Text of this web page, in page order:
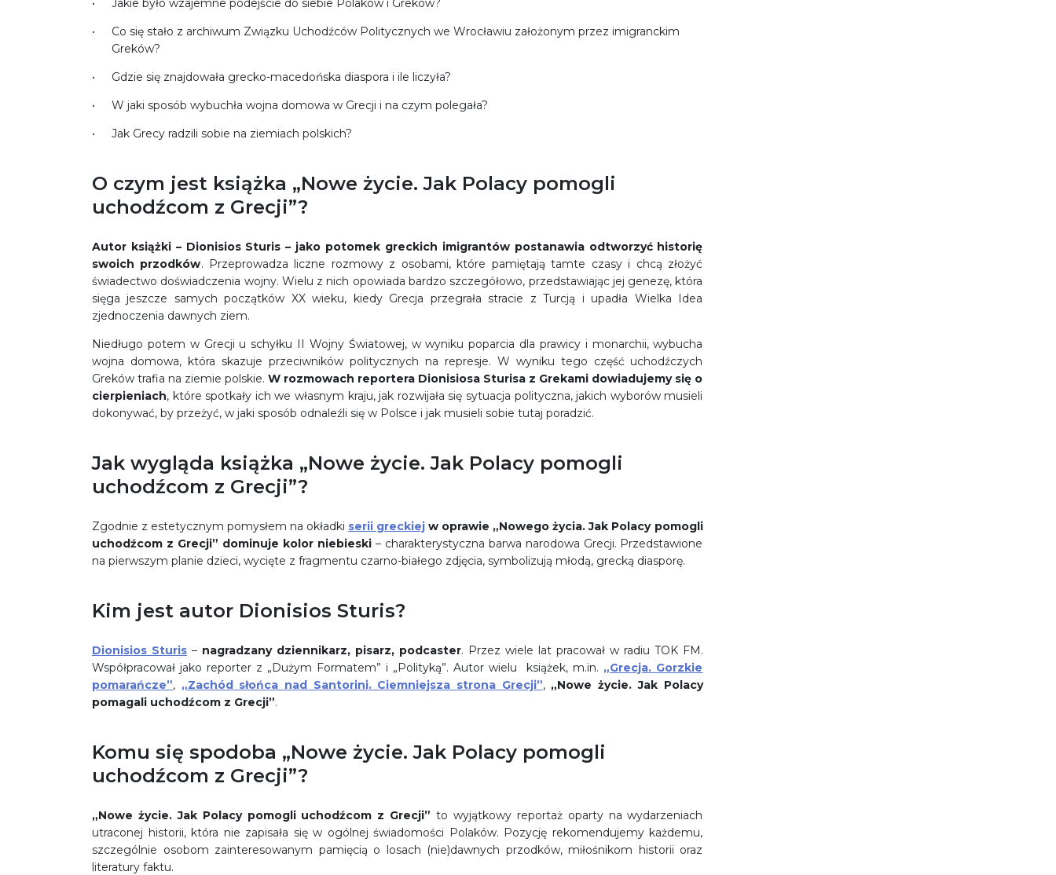
Jakie było wzajemne podejście do siebie Polaków i Greków?
Co się stało z archiwum Związku Uchodźców Politycznych we Wrocławiu założonym przez imigranckim
Greków?
Gdzie się znajdowała grecko-macedońska diaspora i ile liczyła?
W jaki sposób wybuchła wojna domowa w Grecji i na czym polegała?
Jak Grecy radzili sobie na ziemiach polskich?
O czym jest książka „Nowe życie. Jak Polacy pomogli
uchodźcom z Grecji”?
Autor książki – Dionisios Sturis – jako potomek greckich imigrantów postanawia odtworzyć historię
swoich przodków. Przeprowadza liczne rozmowy z osobami, które pamiętają tamte czasy i chcą złożyć
świadectwo doświadczenia wojny. Wielu z nich opowiada bardzo szczegółowo, przedstawiając jej genezę, która
sięga jeszcze samych początków XX wieku, kiedy Grecja przegrała stracie z Turcją i upadła Wielka Idea
zjednoczenia dawnych ziem.
Niedługo potem w Grecji u schyłku II Wojny Światowej, w wyniku poparcia dla prawicy i monarchii, wybucha
wojna domowa, która skazuje przeciwników politycznych na represje. W wyniku tego część uchodźczych
Greków trafia na ziemie polskie.W rozmowach reportera Dionisiosa Sturisa z Grekami dowiadujemy się o
cierpieniach, które spotkały ich we własnym kraju, jak rozwijała się sytuacja polityczna, jakich wyborów musieli
dokonywać, by przeżyć, w jaki sposób odnaleźli się w Polsce i jak musieli sobie tutaj poradzić.
Jak wygląda książka „Nowe życie. Jak Polacy pomogli
uchodźcom z Grecji”?
Zgodnie z estetycznym pomysłem na okładki serii greckiej w oprawie „Nowego życia. Jak Polacy pomogli
uchodźcom z Grecji” dominuje kolor niebieski– charakterystyczna barwa narodowa Grecji. Przedstawione
na pierwszym planie dzieci, wycięte z fragmentu czarno-białego zdjęcia, symbolizują młodą, grecką diasporę.
Kim jest autor Dionisios Sturis?
Dionisios Sturis– nagradzany dziennikarz, pisarz, podcaster. Przez wiele lat pracował w radiu TOK FM.
Współpracował jako reporter z „Dużym Formatem” i „Polityką”. Autor wielu książek, m.in. „Grecja. Gorzkie
pomarańcze”, „Zachód słońca nad Santorini. Ciemniejsza strona Grecji”, „Nowe życie. Jak Polacy
pomagali uchodźcom z Grecji”.
Komu się spodoba „Nowe życie. Jak Polacy pomogli
uchodźcom z Grecji”?
„Nowe życie. Jak Polacy pomogli uchodźcom z Grecji”to wyjątkowy reportaż oparty na wydarzeniach
utraconej historii, która nie zapisała się w ogólnej świadomości Polaków. Pozycję rekomendujemy każdemu,
szczególnie osobom zainteresowanym pamięcią o losach (nie)dawnych przodków, miłośnikom historii oraz
literatury faktu.